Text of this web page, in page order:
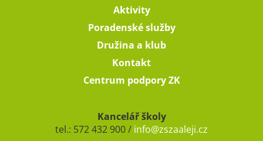
Aktivity
Poradenské služby
Družina a klub
Kontakt
Centrum podpory ZK
Kancelář školy
tel.: 572 432 900 / info@zszaaleji.cz